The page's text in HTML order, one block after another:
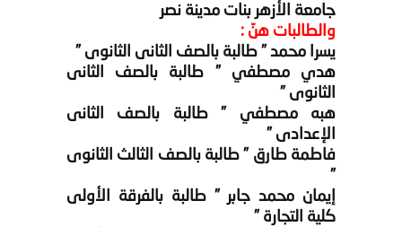
جامعة الأزهر بنات مدينة نصر
والطالبات هنّ :
يسرا محمد ” طالبة بالصف الثانى الثانوى ”
هدي مصطفي ” طالبة بالصف الثانى
الثانوى ”
هبه مصطفي ” طالبة بالصف الثانى
الإعدادى ”
فاطمة طارق ” طالبة بالصف الثالث الثانوى
”
إيمان محمد جابر ” طالبة بالفرقة الأولى
كلية التجارة ”